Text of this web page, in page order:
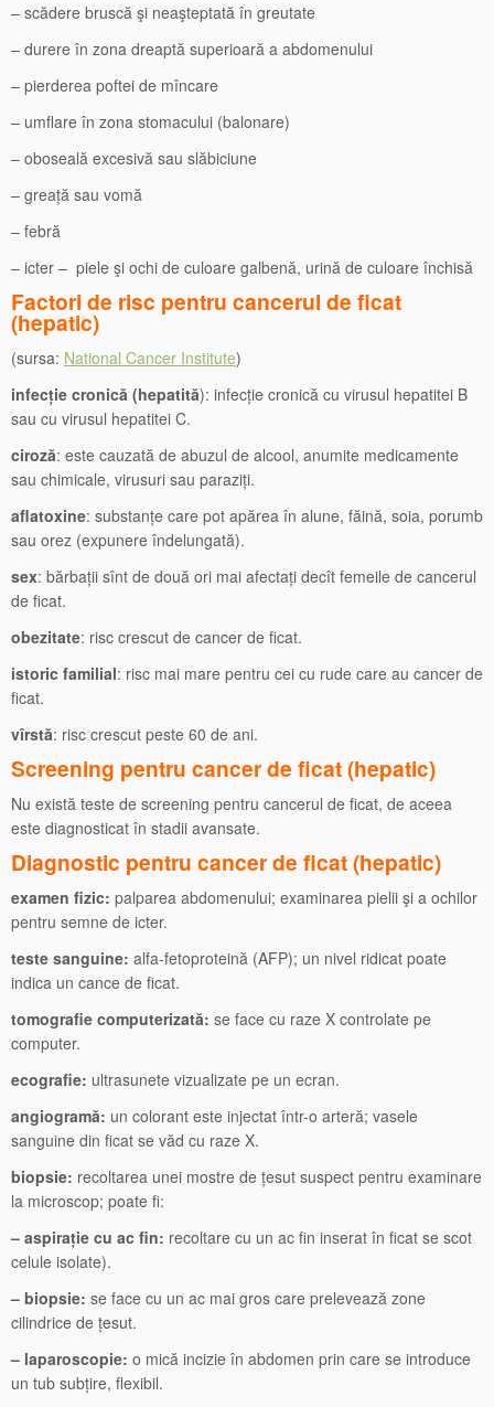
– scădere bruscă şi neaşteptată în greutate
– durere în zona dreaptă superioară a abdomenului
– pierderea poftei de mîncare
– umflare în zona stomacului (balonare)
– oboseală excesivă sau slăbiciune
– greață sau vomă
– febră
– icter – piele şi ochi de culoare galbenă, urină de culoare închisă
Factori de risc pentru cancerul de ficat
(hepatic)
(sursa: National Cancer Institute)
infecție cronică (hepatită): infecție cronică cu virusul hepatitei B
sau cu virusul hepatitei C.
ciroză: este cauzată de abuzul de alcool, anumite medicamente
sau chimicale, virusuri sau paraziți.
aflatoxine: substanțe care pot apărea în alune, făină, soia, porumb
sau orez (expunere îndelungată).
sex: bărbații sînt de două ori mai afectați decît femeile de cancerul
de ficat.
obezitate: risc crescut de cancer de ficat.
istoric familial: risc mai mare pentru cei cu rude care au cancer de
ficat.
vîrstă: risc crescut peste 60 de ani.
Screening pentru cancer de ficat (hepatic)
Nu există teste de screening pentru cancerul de ficat, de aceea
este diagnosticat în stadii avansate.
Diagnostic pentru cancer de ficat (hepatic)
examen fizic: palparea abdomenului; examinarea pielii şi a ochilor
pentru semne de icter.
teste sanguine: alfa-fetoproteină (AFP); un nivel ridicat poate
indica un cance de ficat.
tomografie computerizată: se face cu raze X controlate pe
computer.
ecografie: ultrasunete vizualizate pe un ecran.
angiogramă: un colorant este injectat într-o arteră; vasele
sanguine din ficat se văd cu raze X.
biopsie: recoltarea unei mostre de țesut suspect pentru examinare
la microscop; poate fi:
– aspirație cu ac fin: recoltare cu un ac fin inserat în ficat se scot
celule isolate).
– biopsie: se face cu un ac mai gros care prelevează zone
cilindrice de țesut.
– laparoscopie: o mică incizie în abdomen prin care se introduce
un tub subțire, flexibil.